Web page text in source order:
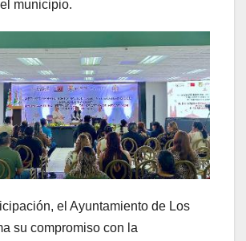
municipio.
el Ayuntamiento de Los
su compromiso con la